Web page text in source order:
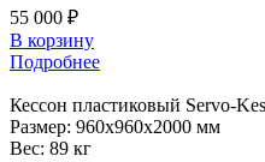
55 000 ₽
В корзину
Подробнее
Кессон пластиковый Servo-
Размер: 960x960x2000 мм
Вес: 89 кг